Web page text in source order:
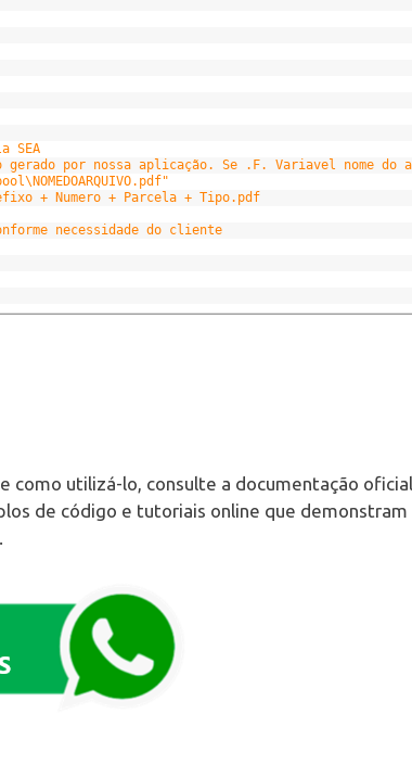
SEA
por nossa aplicação. Se .F. Variavel nome do
+ Numero + Parcela + Tipo.pdf
necessidade do cliente
como utilizá-lo, consulte a documentação
de código e tutoriais online que demonstram